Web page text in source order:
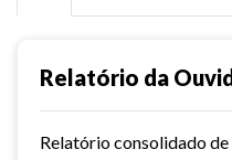
Relatório da